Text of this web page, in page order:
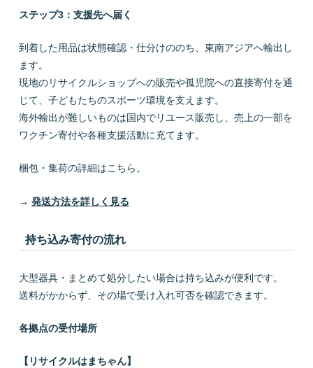
ステップ3：支援先へ届く
到着した用品は状態確認・仕分けののち、東南アジアへ輸出し
ます。
現地のリサイクルショップへの販売や孤児院への直接寄付を通
じて、子どもたちのスポーツ環境を支えます。
海外輸出が難しいものは国内でリユース販売し、売上の一部を
ワクチン寄付や各種支援活動に充てます。
梱包・集荷の詳細はこちら。
→ 発送方法を詳しく見る
持ち込み寄付の流れ
大型器具・まとめて処分したい場合は持ち込みが便利です。
送料がかからず、その場で受け入れ可否を確認できます。
各拠点の受付場所
【リサイクルはまちゃん】